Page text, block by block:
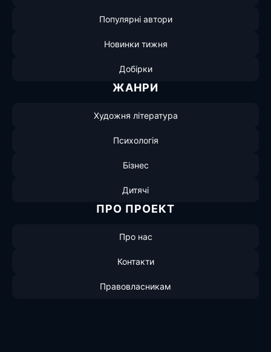
Популярні автори
Новинки тижня
Добірки
ЖАНРИ
Художня література
Психологія
Бізнес
Дитячі
ПРО ПРОЕКТ
Про нас
Контакти
Правовласникам